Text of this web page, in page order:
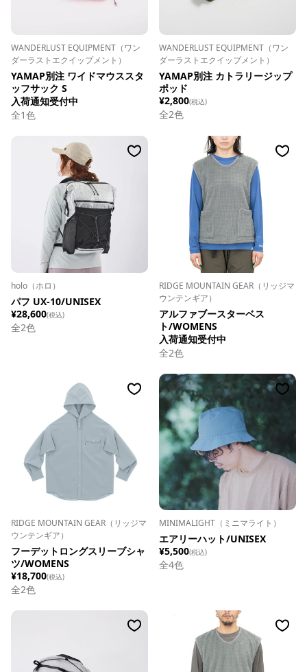
WANDERLUST EQUIPMENT（ワン
ダーラストエクイップメント）
YAMAP別注 ワイドマウススタ
ッフサック S
入荷通知受付中
全1色
WANDERLUST EQUIPMENT（ワン
ダーラストエクイップメント）
YAMAP別注 カトラリージップ
ポッド
¥2,800(税込)
全2色
holo（ホロ）
パフ UX-10/UNISEX
¥28,600(税込)
全2色
RIDGE MOUNTAIN GEAR（リッジマ
ウンテンギア）
アルファブースターベス
ト/WOMENS
入荷通知受付中
全2色
RIDGE MOUNTAIN GEAR（リッジマ
ウンテンギア）
フーデットロングスリーブシャ
ツ/WOMENS
¥18,700(税込)
全2色
MINIMALIGHT（ミニマライト）
エアリーハット/UNISEX
¥5,500(税込)
全4色